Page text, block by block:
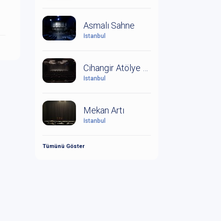
Asmalı Sahne
İstanbul
İstanbul
Mekan Artı
İstanbul
Tümünü Göster